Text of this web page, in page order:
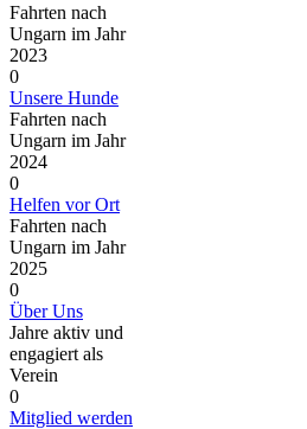
Fahrten nach
Ungarn im Jahr
2023
0
Unsere Hunde
Fahrten nach
Ungarn im Jahr
2024
0
Helfen vor Ort
Fahrten nach
Ungarn im Jahr
2025
0
Über Uns
Jahre aktiv und
engagiert als
Verein
0
Mitglied werden